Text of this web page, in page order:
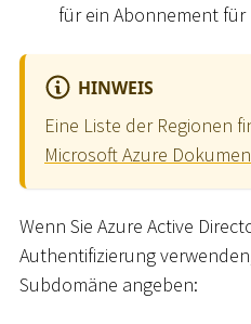
für ein Abonnement für
HINWEIS
Eine Liste der Regionen
Microsoft Azure
Wenn Sie Azure Active
Authentifizierung
Subdomäne angeben: